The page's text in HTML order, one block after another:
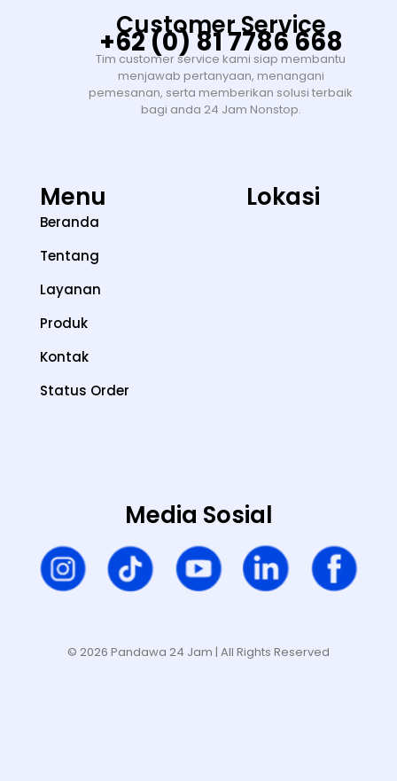
Customer Service
+62 (0) 81 7786 668
Tim customer service kami siap membantu
menjawab pertanyaan, menangani
pemesanan, serta memberikan solusi terbaik
bagi anda 24 Jam Nonstop.
Menu
Beranda
Tentang
Layanan
Produk
Kontak
Status Order
Lokasi
Media Sosial
© 2026 Pandawa 24 Jam | All Rights Reserved